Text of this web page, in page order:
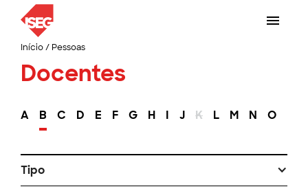
Início/ Pessoas
Docentes
A B C D E F G H I J K L M N O
Tipo